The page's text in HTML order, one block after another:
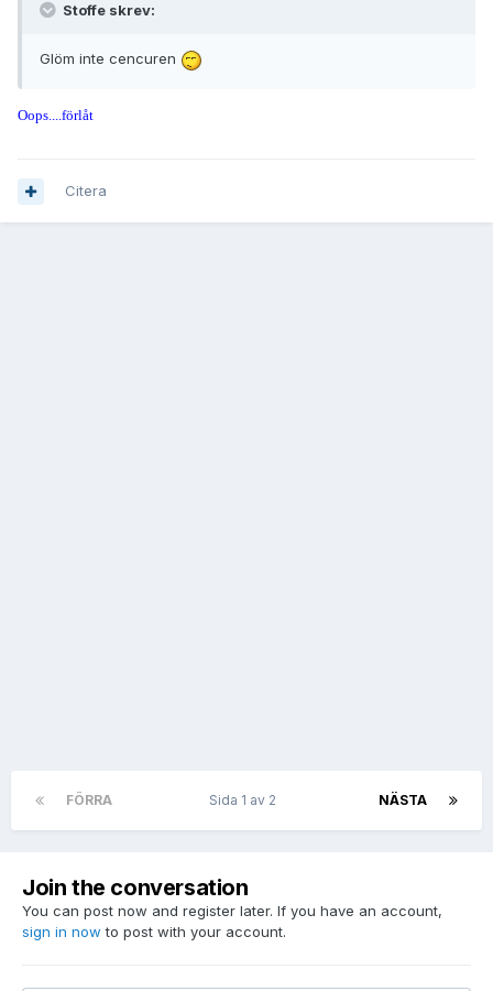
Stoffe skrev:
Glöm inte cencuren
Oops....förlåt
Citera
FÖRRA NÄSTA
Sida 1 av 2
Join the conversation
You can post now and register later. If you have an account,
sign in now to post with your account.